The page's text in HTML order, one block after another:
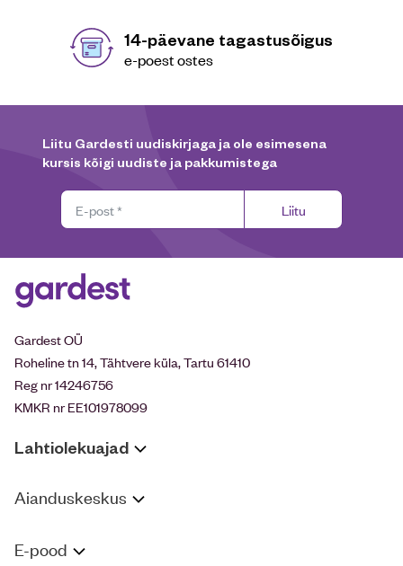
14-päevane tagastusõigus
e-poest ostes
Liitu Gardesti uudiskirjaga ja ole esimesena
kursis kõigi uudiste ja pakkumistega
Liitu
Gardest OÜ
Roheline tn 14, Tähtvere küla, Tartu 61410
Reg nr 14246756
KMKR nr EE101978099
Lahtiolekuajad
Aianduskeskus
E-pood